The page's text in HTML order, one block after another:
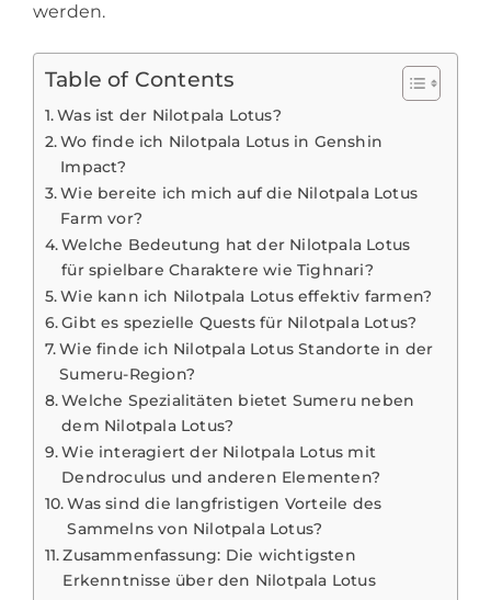
werden.
Table of Contents
Was ist der Nilotpala Lotus?
Wo finde ich Nilotpala Lotus in Genshin
Impact?
Wie bereite ich mich auf die Nilotpala Lotus
Farm vor?
Welche Bedeutung hat der Nilotpala Lotus
für spielbare Charaktere wie Tighnari?
Wie kann ich Nilotpala Lotus effektiv farmen?
Gibt es spezielle Quests für Nilotpala Lotus?
Wie finde ich Nilotpala Lotus Standorte in der
Sumeru-Region?
Welche Spezialitäten bietet Sumeru neben
dem Nilotpala Lotus?
Wie interagiert der Nilotpala Lotus mit
Dendroculus und anderen Elementen?
Was sind die langfristigen Vorteile des
Sammelns von Nilotpala Lotus?
Zusammenfassung: Die wichtigsten
Erkenntnisse über den Nilotpala Lotus